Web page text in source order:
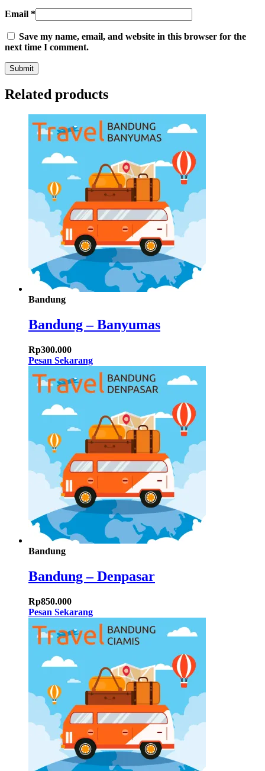
Email *
Save my name, email, and website in this browser for the
next time I comment.
Related products
Bandung
Bandung – Banyumas
Rp300.000
Pesan Sekarang
Bandung
Bandung – Denpasar
Rp850.000
Pesan Sekarang